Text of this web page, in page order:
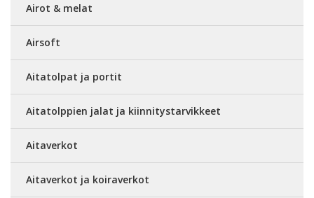
Airot & melat
Airsoft
Aitatolpat ja portit
Aitatolppien jalat ja kiinnitystarvikkeet
Aitaverkot
Aitaverkot ja koiraverkot